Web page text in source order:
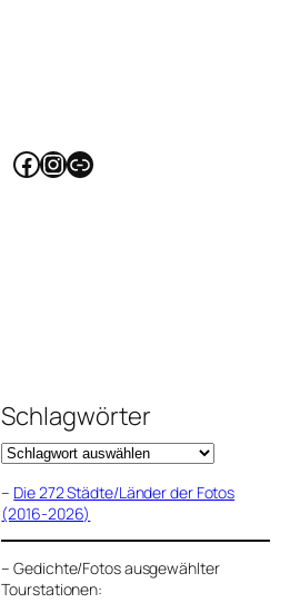
Facebook
Instagram
Link
Schlagwörter
– Die 272 Städte/Länder der Fotos
(2016-2026)
–Gedichte/Fotos ausgewählter
Tourstationen: